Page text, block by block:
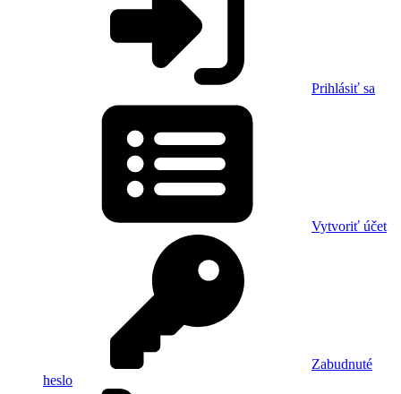
Prihlásiť sa
Vytvoriť účet
Zabudnuté
heslo